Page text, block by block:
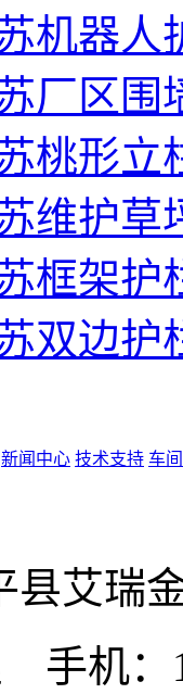
机器人
厂区围
桃形立
维护草
框架护
双边护
新闻中心 技术支持 车
县艾瑞
手机：